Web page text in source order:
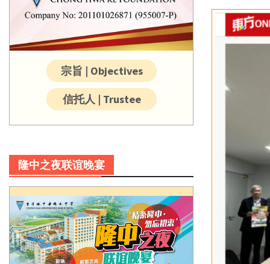
宗旨 | Objectives
信托人 | Trustee
隆中之夜联谊晚宴